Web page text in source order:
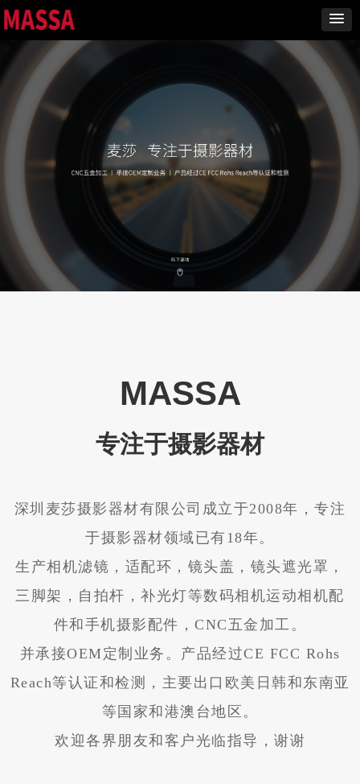
MASSA
专注于摄影器材
深圳麦莎摄影器材有限公司成立于2008年，专注
于摄影器材领域已有18年。
生产相机滤镜，适配环，镜头盖，镜头遮光罩，
三脚架，自拍杆，补光灯等数码相机运动相机配
件和手机摄影配件，CNC五金加工。
并承接OEM定制业务。产品经过CE FCC Rohs
Reach等认证和检测，主要出口欧美日韩和东南亚
等国家和港澳台地区。
欢迎各界朋友和客户光临指导，谢谢